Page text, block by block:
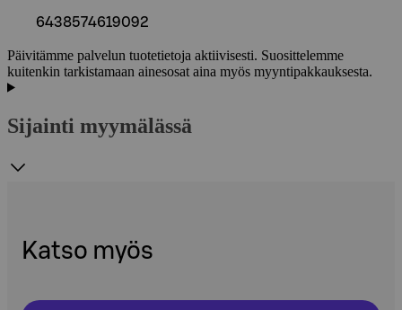
6438574619092
Päivitämme palvelun tuotetietoja aktiivisesti. Suosittelemme
kuitenkin tarkistamaan ainesosat aina myös myyntipakkauksesta.
Sijainti myymälässä
Katso myös